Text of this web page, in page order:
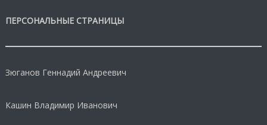
ПЕРСОНАЛЬНЫЕ СТРАНИЦЫ
Зюганов Геннадий Андреевич
Кашин Владимир Иванович